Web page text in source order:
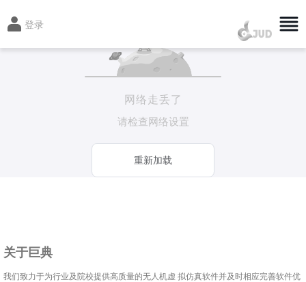
登录
网络走丢了
请检查网络设置
重新加载
关于巨典
我们致力于为行业及院校提供高质量的无人机虚 拟仿真软件并及时相应完善软件优